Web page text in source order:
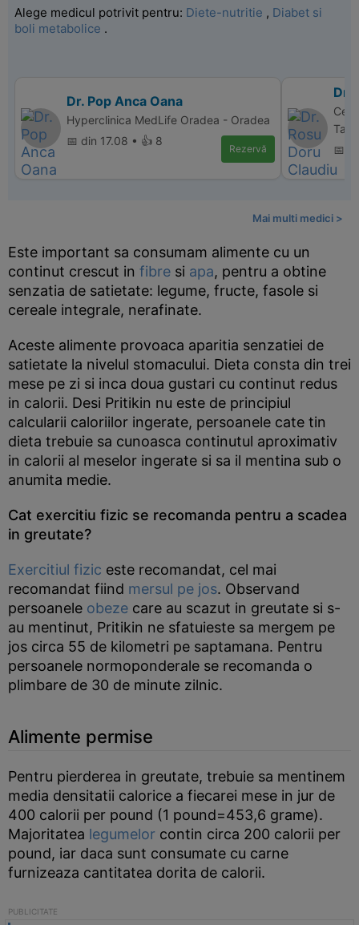
Alege medicul potrivit pentru: Diete-nutritie , Diabet si
boli metabolice .
Dr. Pop Anca Oana
Hyperclinica MedLife Oradea - Oradea
📅 din 17.08 • 👍 8
Rezervă
Dr.
📅
Mai multi medici >
Este important sa consumam alimente cu un
continut crescut in fibre si apa, pentru a obtine
senzatia de satietate: legume, fructe, fasole si
cereale integrale, nerafinate.
Aceste alimente provoaca aparitia senzatiei de
satietate la nivelul stomacului. Dieta consta din trei
mese pe zi si inca doua gustari cu continut redus
in calorii. Desi Pritikin nu este de principiul
calcularii caloriilor ingerate, persoanele cate tin
dieta trebuie sa cunoasca continutul aproximativ
in calorii al meselor ingerate si sa il mentina sub o
anumita medie.
Cat exercitiu fizic se recomanda pentru a scadea
in greutate?
Exercitiul fizic este recomandat, cel mai
recomandat fiind mersul pe jos. Observand
persoanele obeze care au scazut in greutate si s-
au mentinut, Pritikin ne sfatuieste sa mergem pe
jos circa 55 de kilometri pe saptamana. Pentru
persoanele normoponderale se recomanda o
plimbare de 30 de minute zilnic.
Alimente permise
Pentru pierderea in greutate, trebuie sa mentinem
media densitatii calorice a fiecarei mese in jur de
400 calorii per pound (1 pound=453,6 grame).
Majoritatea legumelor contin circa 200 calorii per
pound, iar daca sunt consumate cu carne
furnizeaza cantitatea dorita de calorii.